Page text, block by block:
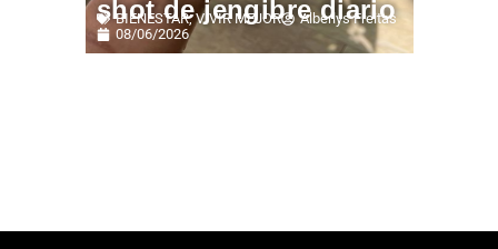
shot de jengibre diario
BIENESTAR,VIVIR MEJOR
Alberlys Freitas
08/06/2026